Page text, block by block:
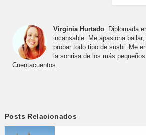
Virginia Hurtado: Diplomada
incansable. Me apasiona
probar todo tipo de sushi. Me
la sonrisa de los más
Cuentacuentos.
Posts Relacionados